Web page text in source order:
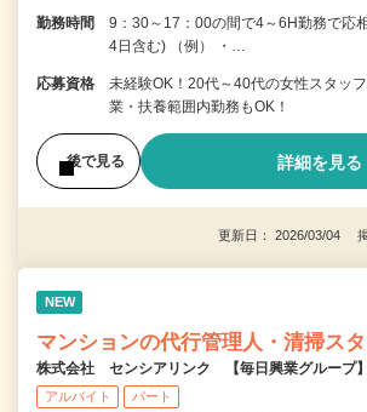
勤務時間
9：30～17：00の間で4～6H勤務で応
4日含む) （例） ・…
応募資格
未経験OK！20代～40代の女性スタッ
業・扶養範囲内勤務もOK！
後で見る 詳細を見る
更新日： 2026/03/04
NEW
マンションの代行管理人・清掃ス
株式会社 センシアリンク 【毎日興業グループ】
アルバイト パート